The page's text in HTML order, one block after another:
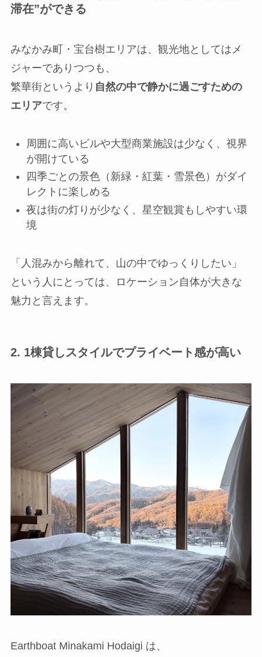
滞在”ができる
みなかみ町・宝台樹エリアは、観光地としてはメ
ジャーでありつつも、
繁華街というより 自然の中で静かに過ごすための
エリアです。
周囲に高いビルや大型商業施設は少なく、視界
が開けている
四季ごとの景色（新緑・紅葉・雪景色）がダイ
レクトに楽しめる
夜は街の灯りが少なく、星空観賞もしやすい環
境
「人混みから離れて、山の中でゆっくりしたい」
という人にとっては、ロケーション自体が大きな
魅力と言えます。
2. 1棟貸しスタイルでプライベート感が高い
Earthboat Minakami Hodaigi は、